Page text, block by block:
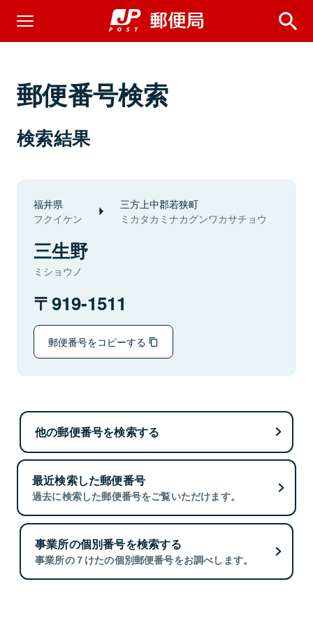
郵便番号検索
検索結果
福井県
フクイケン
三方上中郡若狭町
ミカタカミナカグンワカサチョウ
三生野
ミショウノ
919-1511
郵便番号をコピーする
他の郵便番号を検索する
最近検索した郵便番号
過去に検索した郵便番号をご覧いただけます。
事業所の個別番号を検索する
事業所の７けたの個別郵便番号をお調べします。